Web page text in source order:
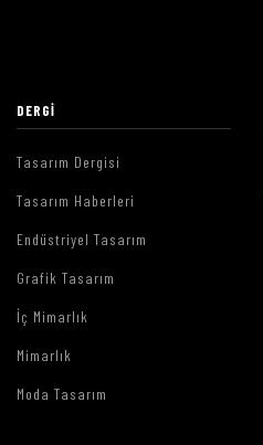
DERGI
Tasarım Dergisi
Tasarım Haberleri
Endüstriyel Tasarım
Grafik Tasarım
İç Mimarlık
Mimarlık
Moda Tasarım